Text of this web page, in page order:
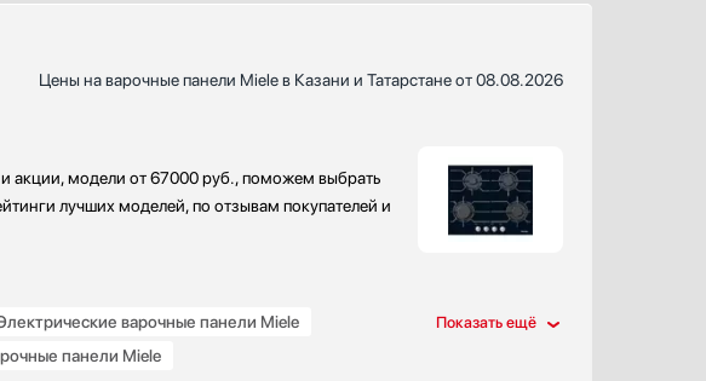
Другие регионы
Цены на варочные панели Miele в Казани и Татарстане от 08.08.2026
акции, модели от 67000 руб., поможем выбрать
лучших моделей, по отзывам покупателей и
варочные панели Miele
панели Miele